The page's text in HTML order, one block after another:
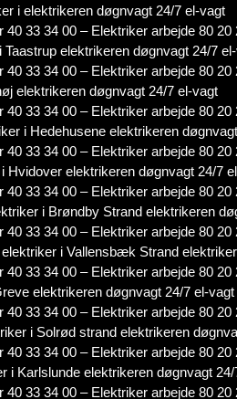
i elektrikeren døgnvagt 24/7 el-vagt
33 34 00 – Elektriker arbejde 80 20
elektrikeren døgnvagt 24/7
33 34 00 – Elektriker arbejde 80 20
elektrikeren døgnvagt 24/7 el-vagt
33 34 00 – Elektriker arbejde 80 20
i Hedehusene elektrikeren
33 34 00 – Elektriker arbejde 80 20
Hvidover elektrikeren døgnvagt 24/7
33 34 00 – Elektriker arbejde 80 20
i Brøndby Strand elektrikeren
33 34 00 – Elektriker arbejde 80 20
i Vallensbæk Strand
33 34 00 – Elektriker arbejde 80 20
elektrikeren døgnvagt 24/7 el-vagt
33 34 00 – Elektriker arbejde 80 20
i Solrød strand elektrikeren
33 34 00 – Elektriker arbejde 80 20
i Karlslunde elektrikeren døgnvagt
33 34 00 – Elektriker arbejde 80 20